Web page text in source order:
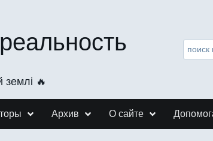
землі 🔥
Архив О сайте